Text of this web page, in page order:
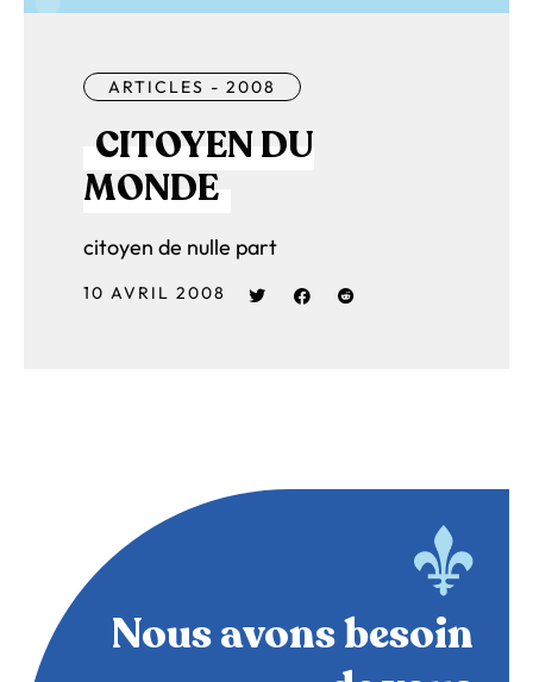
ARTICLES - 2008
CITOYEN DU
MONDE
citoyen de nulle part
10 AVRIL 2008
Nous avons besoin